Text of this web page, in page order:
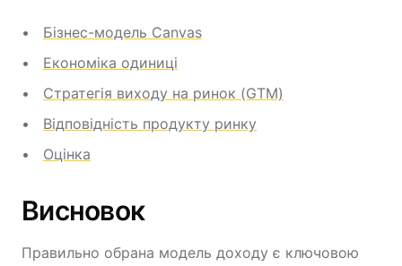
Бізнес-модель Canvas
Економіка одиниці
Стратегія виходу на ринок (GTM)
Відповідність продукту ринку
Оцінка
Висновок
Правильно обрана модель доходу є ключовою